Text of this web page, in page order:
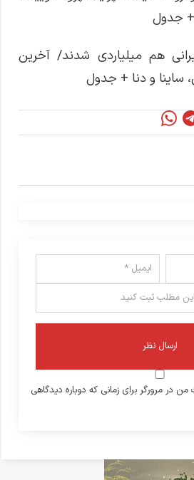
+ جدول
هم میلیاردی شدند/ آخرین
ساینا و دنا + جدول
در مرورگر برای زمانی که دوباره دیدگاهی